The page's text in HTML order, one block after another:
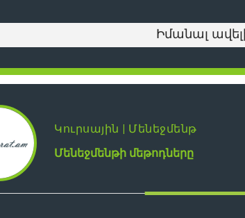
Իմանալ
Կուրսային | Մենեջմենթ
Մենեջմենթի մեթոդները